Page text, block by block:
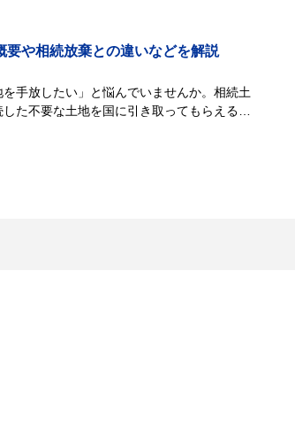
や相続放棄との違いなどを解説
手放したい」と悩んでいませんか。相続土
た不要な土地を国に引き取ってもらえるよ